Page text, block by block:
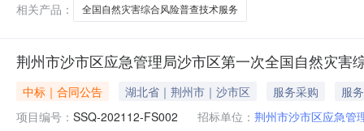
相关产品：
全国自然灾害综合风险普查技术服务
荆州市沙市区应急管理局沙市区第一次全国自然灾
中标｜合同公告 湖北省｜荆州市｜沙市区 服务采购
服务
项目编号： SSQ-202112-FS002 招标单位： 荆州市沙市区应急管